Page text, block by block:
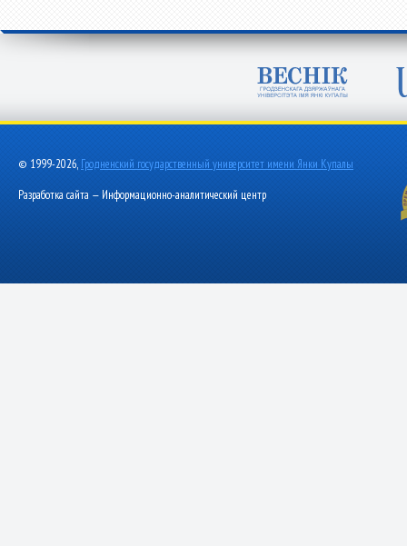
© 1999-2026, Гродненский государственный университет имени Янки Купалы
Разработка сайта — Информационно-аналитический центр